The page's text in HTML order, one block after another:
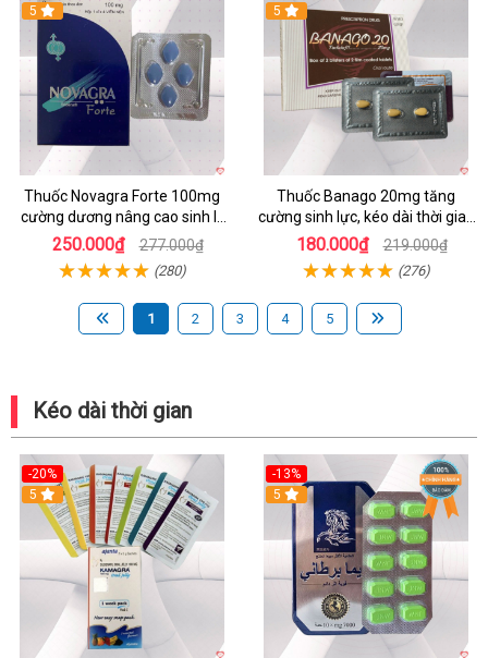
Hot
5
Thuốc Novagra Forte 100mg
cường dương nâng cao sinh lý
an toàn hiệu quả
250.000₫ 277.000₫
(280)
5
Thuốc Banago 20mg tăng
cường sinh lực, kéo dài thời gian
xuất tinh, trị rối loạn cương
dương
180.000₫ 219.000₫
(276)
1 2 3 4 5
Kéo dài thời gian
-20%
5
-13%
Hot
5